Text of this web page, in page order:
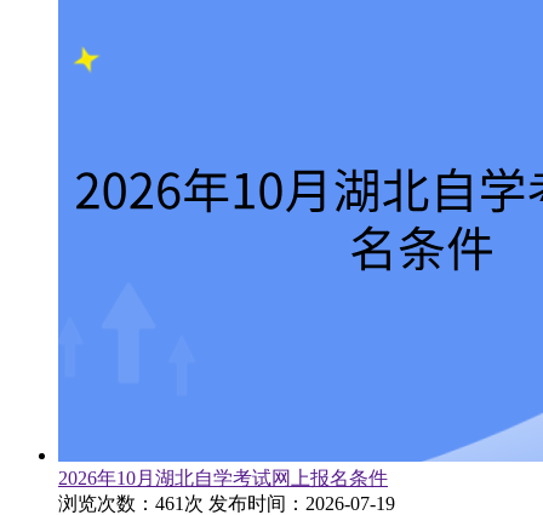
2026年10月湖北自学考试网上报名条件
浏览次数：461次 发布时间：2026-07-19